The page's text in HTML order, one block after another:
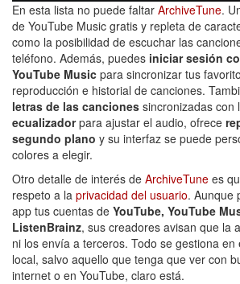
En esta lista no puede faltar ArchiveTune.
de YouTube Music gratis y repleta de
como la posibilidad de escuchar las
teléfono. Además, puedes iniciar sesión
YouTube Music para sincronizar tus
reproducción e historial de canciones.
letras de las canciones sincronizadas con
ecualizadorpara ajustar el audio, ofrece
segundo plano y su interfaz se puede
colores a elegir.
Otro detalle de interés de ArchiveTune es
respeto a la privacidad del usuario. Aunque
app tus cuentas de YouTube, YouTube
ListenBrainz, sus creadores avisan que la
ni los envía a terceros. Todo se gestiona en
local, salvo aquello que tenga que ver con
internet o en YouTube, claro está.